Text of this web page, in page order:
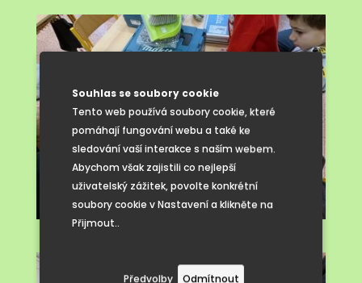
Souhlas se soubory cookie
Tento web používá soubory cookie, které
pomáhají fungování webu a také ke
sledování vaší interakce s naším webem.
Abychom však zajistili co nejlepší
uživatelský zážitek, povolte konkrétní
soubory cookie v Nastavení a klikněte na
Přijmout..
Předvolby Odmítnout